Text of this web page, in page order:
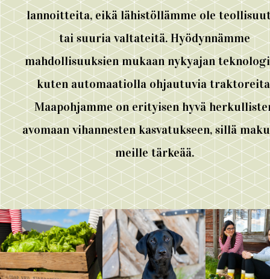
lannoitteita, eikä lähistöllämme ole
tai suuria valtateitä. Hyödynnämme
mahdollisuuksien mukaan nykyajan
kuten automaatiolla ohjautuvia
Maapohjamme on erityisen hyvä
avomaan vihannesten kasvatukseen, sillä
meille tärkeää.